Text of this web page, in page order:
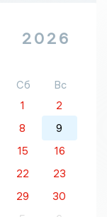
2026
Сб
Вс
1
2
8
9
15
16
22
23
29
30